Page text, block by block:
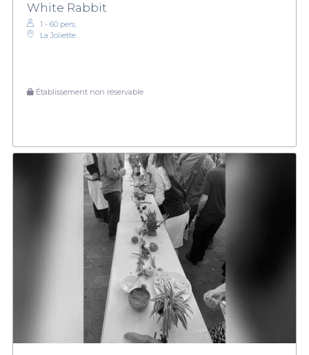
White Rabbit
1 - 60 pers.
La Joliette
Établissement non réservable